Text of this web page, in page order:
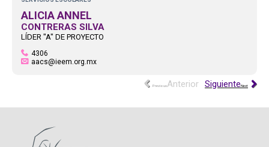
ALICIA ANNEL
CONTRERAS SILVA
LÍDER "A" DE PROYECTO
4306
aacs@ieem.org.mx
Previous Next